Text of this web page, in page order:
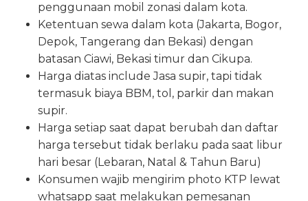
penggunaan mobil zonasi dalam kota.
Ketentuan sewa dalam kota (Jakarta, Bogor,
Depok, Tangerang dan Bekasi) dengan
batasan Ciawi, Bekasi timur dan Cikupa.
Harga diatas include Jasa supir, tapi tidak
termasuk biaya BBM, tol, parkir dan makan
supir.
Harga setiap saat dapat berubah dan daftar
harga tersebut tidak berlaku pada saat libur
hari besar (Lebaran, Natal & Tahun Baru)
Konsumen wajib mengirim photo KTP lewat
whatsapp saat melakukan pemesanan